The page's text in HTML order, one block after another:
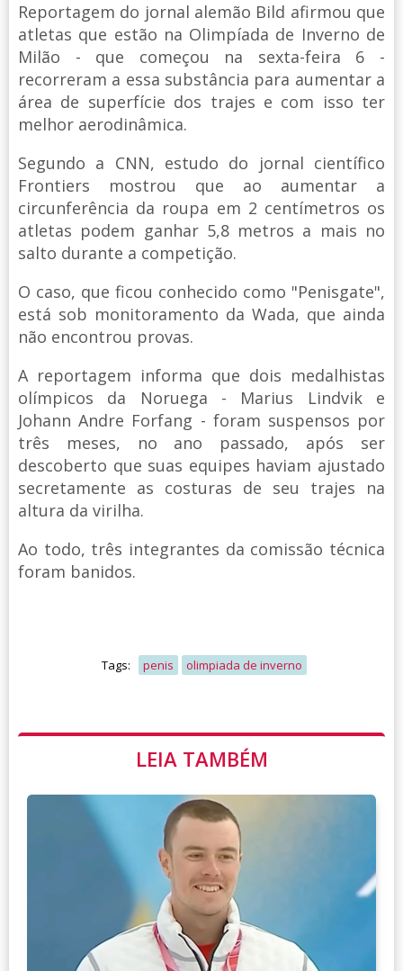
Reportagem do jornal alemão Bild afirmou que
atletas que estão na Olimpíada de Inverno de
Milão - que começou na sexta-feira 6 -
recorreram a essa substância para aumentar a
área de superfície dos trajes e com isso ter
melhor aerodinâmica.
Segundo a CNN, estudo do jornal científico
Frontiers mostrou que ao aumentar a
circunferência da roupa em 2 centímetros os
atletas podem ganhar 5,8 metros a mais no
salto durante a competição.
O caso, que ficou conhecido como "Penisgate",
está sob monitoramento da Wada, que ainda
não encontrou provas.
A reportagem informa que dois medalhistas
olímpicos da Noruega - Marius Lindvik e
Johann Andre Forfang - foram suspensos por
três meses, no ano passado, após ser
descoberto que suas equipes haviam ajustado
secretamente as costuras de seu trajes na
altura da virilha.
Ao todo, três integrantes da comissão técnica
foram banidos.
Tags: penis olimpiada de inverno
LEIA TAMBÉM